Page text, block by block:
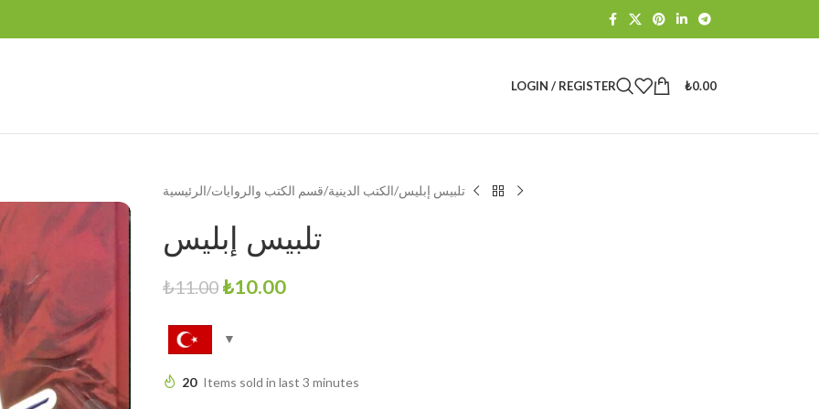
LOGIN / REGISTER ₺0.00
الرئيسية قسم الكتب والروايات الكتب الدينية تلبيس إبليس
تلبيس إبليس
₺11.00 ₺10.00
20 Items sold in last 3 minutes